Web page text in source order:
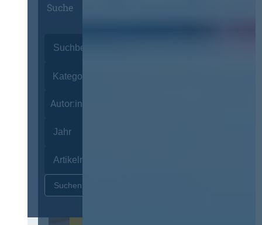
Suche
Autor:innen